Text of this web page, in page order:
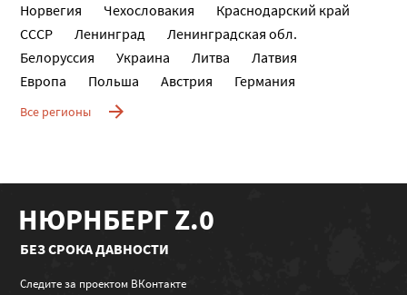
Норвегия
Чехословакия
Краснодарский край
СССР
Ленинград
Ленинградская обл.
Белоруссия
Украина Литва
Латвия
Европа
Польша Австрия Германия
Все регионы
НЮРНБЕРГ Z.0
БЕЗ СРОКА ДАВНОСТИ
Следите за проектом ВКонтакте